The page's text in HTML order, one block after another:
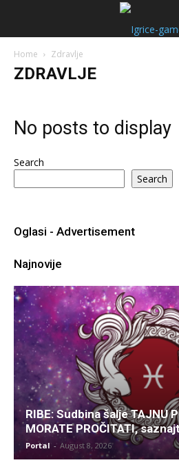
Home Zdravlje
ZDRAVLJE
No posts to display
Search
Search
Oglasi - Advertisement
Najnovije
RIBE: Sudbina šalje TAJNU
MORATE PROČITATI,
Portal - August 8, 2026